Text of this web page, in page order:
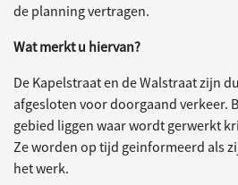
de planning vertragen.
Wat merkt u hiervan?
De Kapelstraat en de Walstraat zijn
afgesloten voor doorgaand verkeer.
gebied liggen waar wordt gerwerkt
Ze worden op tijd geinformeerd als
het werk.